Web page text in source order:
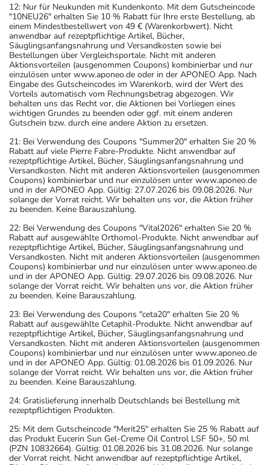
12: Nur für Neukunden mit Kundenkonto. Mit dem Gutscheincode
"10NEU26" erhalten Sie 10 % Rabatt für Ihre erste Bestellung, ab
einem Mindestbestellwert von 49 € (Warenkorbwert). Nicht
anwendbar auf rezeptpflichtige Artikel, Bücher,
Säuglingsanfangsnahrung und Versandkosten sowie bei
Bestellungen über Vergleichsportale. Nicht mit anderen
Aktionsvorteilen (ausgenommen Coupons) kombinierbar und nur
einzulösen unter www.aponeo.de oder in der APONEO App. Nach
Eingabe des Gutscheincodes im Warenkorb, wird der Wert des
Vorteils automatisch vom Rechnungsbetrag abgezogen. Wir
behalten uns das Recht vor, die Aktionen bei Vorliegen eines
wichtigen Grundes zu beenden oder ggf. mit einem anderen
Gutschein bzw. durch eine andere Aktion zu ersetzen.
21: Bei Verwendung des Coupons "Summer20" erhalten Sie 20 %
Rabatt auf viele Pierre Fabre-Produkte. Nicht anwendbar auf
rezeptpflichtige Artikel, Bücher, Säuglingsanfangsnahrung und
Versandkosten. Nicht mit anderen Aktionsvorteilen (ausgenommen
Coupons) kombinierbar und nur einzulösen unter www.aponeo.de
und in der APONEO App. Gültig: 27.07.2026 bis 09.08.2026. Nur
solange der Vorrat reicht. Wir behalten uns vor, die Aktion früher
zu beenden. Keine Barauszahlung.
22: Bei Verwendung des Coupons "Vital2026" erhalten Sie 20 %
Rabatt auf ausgewählte Orthomol-Produkte. Nicht anwendbar auf
rezeptpflichtige Artikel, Bücher, Säuglingsanfangsnahrung und
Versandkosten. Nicht mit anderen Aktionsvorteilen (ausgenommen
Coupons) kombinierbar und nur einzulösen unter www.aponeo.de
und in der APONEO App. Gültig: 29.07.2026 bis 09.08.2026. Nur
solange der Vorrat reicht. Wir behalten uns vor, die Aktion früher
zu beenden. Keine Barauszahlung.
23: Bei Verwendung des Coupons "ceta20" erhalten Sie 20 %
Rabatt auf ausgewählte Cetaphil-Produkte. Nicht anwendbar auf
rezeptpflichtige Artikel, Bücher, Säuglingsanfangsnahrung und
Versandkosten. Nicht mit anderen Aktionsvorteilen (ausgenommen
Coupons) kombinierbar und nur einzulösen unter www.aponeo.de
und in der APONEO App. Gültig: 01.08.2026 bis 01.09.2026. Nur
solange der Vorrat reicht. Wir behalten uns vor, die Aktion früher
zu beenden. Keine Barauszahlung.
24: Gratislieferung innerhalb Deutschlands bei Bestellung mit
rezeptpflichtigen Produkten.
25: Mit dem Gutscheincode "Merit25" erhalten Sie 25 % Rabatt auf
das Produkt Eucerin Sun Gel-Creme Oil Control LSF 50+, 50 ml
(PZN 10832664). Gültig: 01.08.2026 bis 31.08.2026. Nur solange
der Vorrat reicht. Nicht anwendbar auf rezeptpflichtige Artikel,